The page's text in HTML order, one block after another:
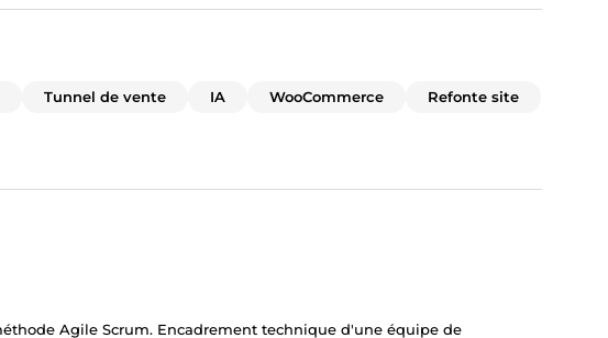
Tunnel de vente IA WooCommerce
Refonte site
Agile Scrum. Encadrement technique d'une équipe de